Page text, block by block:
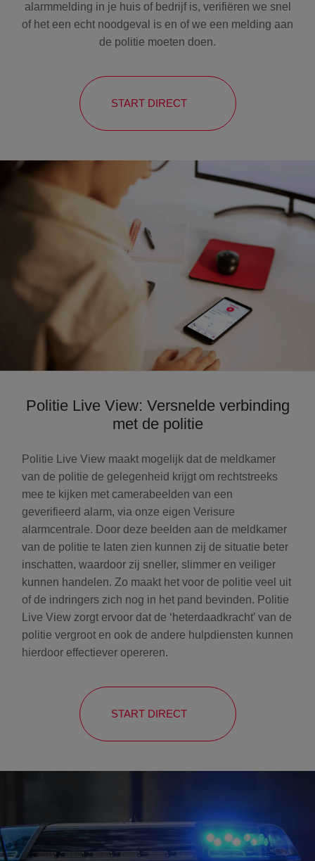
alarmmelding in je huis of bedrijf is, verifiëren we snel
of het een echt noodgeval is en of we een melding aan
de politie moeten doen.
START DIRECT
Politie Live View: Versnelde verbinding
met de politie
Politie Live View maakt mogelijk dat de meldkamer
van de politie de gelegenheid krijgt om rechtstreeks
mee te kijken met camerabeelden van een
geverifieerd alarm, via onze eigen Verisure
alarmcentrale. Door deze beelden aan de meldkamer
van de politie te laten zien kunnen zij de situatie beter
inschatten, waardoor zij sneller, slimmer en veiliger
kunnen handelen. Zo maakt het voor de politie veel uit
of de indringers zich nog in het pand bevinden. Politie
Live View zorgt ervoor dat de ‘heterdaadkracht’ van de
politie vergroot en ook de andere hulpdiensten kunnen
hierdoor effectiever opereren.
START DIRECT